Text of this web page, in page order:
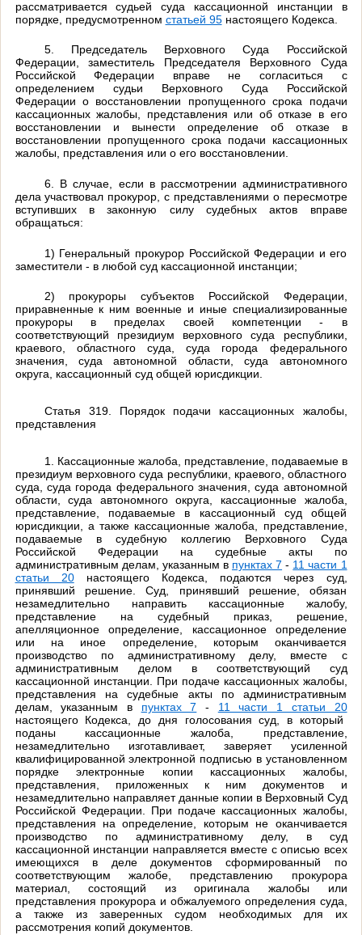
рассматривается судьей суда кассационной инстанции в
порядке, предусмотренном статьей 95настоящего Кодекса.
5. Председатель Верховного Суда Российской
Федерации, заместитель Председателя Верховного Суда
Российской Федерации вправе не согласиться с
определением судьи Верховного Суда Российской
Федерации о восстановлении пропущенного срока подачи
кассационных жалобы, представления или об отказе в его
восстановлении и вынести определение об отказе в
восстановлении пропущенного срока подачи кассационных
жалобы, представления или о его восстановлении.
6. В случае, если в рассмотрении административного
дела участвовал прокурор, с представлениями о пересмотре
вступивших в законную силу судебных актов вправе
обращаться:
1) Генеральный прокурор Российской Федерации и его
заместители - в любой суд кассационной инстанции;
2) прокуроры субъектов Российской Федерации,
приравненные к ним военные и иные специализированные
прокуроры в пределах своей компетенции - в
соответствующий президиум верховного суда республики,
краевого, областного суда, суда города федерального
значения, суда автономной области, суда автономного
округа, кассационный суд общей юрисдикции.
Статья 319. Порядок подачи кассационных жалобы,
представления
1. Кассационные жалоба, представление, подаваемые в
президиум верховного суда республики, краевого, областного
суда, суда города федерального значения, суда автономной
области, суда автономного округа, кассационные жалоба,
представление, подаваемые в кассационный суд общей
юрисдикции, а также кассационные жалоба, представление,
подаваемые в судебную коллегию Верховного Суда
Российской Федерации на судебные акты по
административным делам, указанным в пунктах 7 - 11 части 1
статьи 20настоящего Кодекса, подаются через суд,
принявший решение. Суд, принявший решение, обязан
незамедлительно направить кассационные жалобу,
представление на судебный приказ, решение,
апелляционное определение, кассационное определение
или на иное определение, которым оканчивается
производство по административному делу, вместе с
административным делом в соответствующий суд
кассационной инстанции. При подаче кассационных жалобы,
представления на судебные акты по административным
делам, указанным в пунктах 7 - 11 части 1 статьи 20
настоящего Кодекса, до дня голосования суд, в который
поданы кассационные жалоба, представление,
незамедлительно изготавливает, заверяет усиленной
квалифицированной электронной подписью в установленном
порядке электронные копии кассационных жалобы,
представления, приложенных к ним документов и
незамедлительно направляет данные копии в Верховный Суд
Российской Федерации. При подаче кассационных жалобы,
представления на определение, которым не оканчивается
производство по административному делу, в суд
кассационной инстанции направляется вместе с описью всех
имеющихся в деле документов сформированный по
соответствующим жалобе, представлению прокурора
материал, состоящий из оригинала жалобы или
представления прокурора и обжалуемого определения суда,
а также из заверенных судом необходимых для их
рассмотрения копий документов.